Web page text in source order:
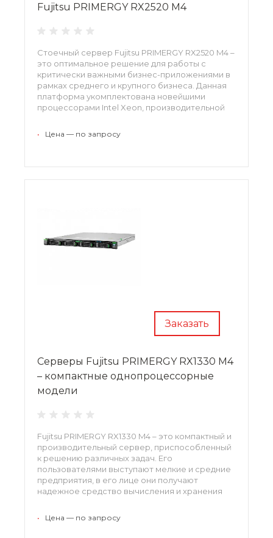
Fujitsu PRIMERGY RX2520 M4
Стоечный сервер Fujitsu PRIMERGY RX2520 M4 –
это оптимальное решение для работы с
критически важными бизнес-приложениями в
рамках среднего и крупного бизнеса. Данная
платформа укомплектована новейшими
процессорами Intel Xeon, производительной
текущих, но и будущих нагрузок.
• Цена — по запросу
Заказать
Серверы Fujitsu PRIMERGY RX1330 M4
– компактные однопроцессорные
модели
Fujitsu PRIMERGY RX1330 M4 – это компактный и
производительный сервер, приспособленный
к решению различных задач. Его
пользователями выступают мелкие и средние
предприятия, в его лице они получают
надежное средство вычисления и хранения
оперативную память, отличается экономичной
• Цена — по запросу